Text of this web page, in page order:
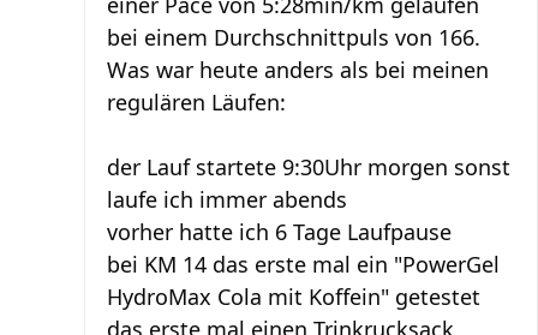
bei einem Durchschnittpuls von 166.
Was war heute anders als bei meinen
regulären Läufen:
der Lauf startete 9:30Uhr morgen sonst
laufe ich immer abends
vorher hatte ich 6 Tage Laufpause
bei KM 14 das erste mal ein "PowerGel
HydroMax Cola mit Koffein" getestet
das erste mal einen Trinkrucksack